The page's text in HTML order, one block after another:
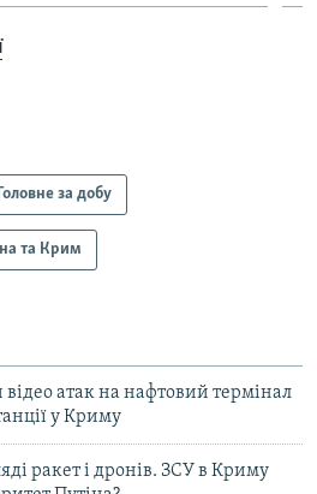
за добу
та Крим
атак на нафтовий термінал
у Криму
ракет і дронів. ЗСУ в Криму